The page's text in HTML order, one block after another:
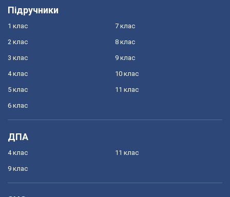
Підручники
1 клас
2 клас
3 клас
4 клас
5 клас
6 клас
7 клас
8 клас
9 клас
10 клас
11 клас
ДПА
4 клас
9 клас
11 клас